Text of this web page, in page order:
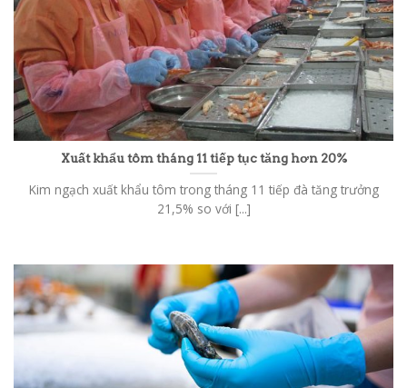
Xuất khẩu tôm tháng 11 tiếp tục tăng hơn 20%
Kim ngạch xuất khẩu tôm trong tháng 11 tiếp đà tăng trưởng
21,5% so với [...]